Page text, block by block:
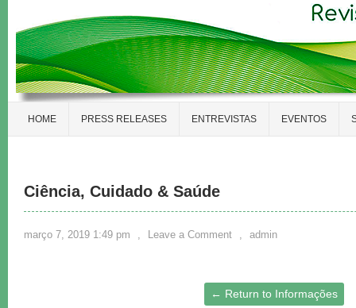
HOME PRESS RELEASES ENTREVISTAS EVENTOS
Ciência, Cuidado & Saúde
março 7, 2019 1:49 pm , Leave a Comment , admin
← Return to Informações